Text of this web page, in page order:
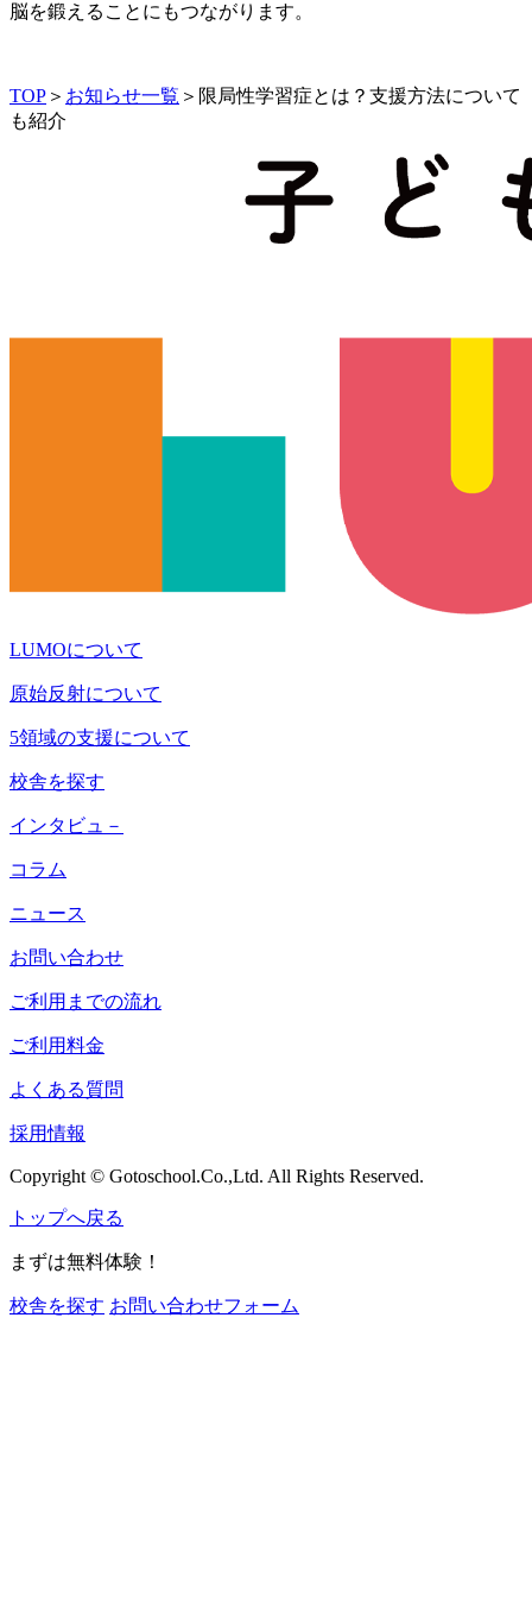
脳を鍛えることにもつながります。
TOP ＞ お知らせ一覧 ＞ 限局性学習症とは？支援方法について
も紹介
LUMOについて
原始反射について
5領域の支援について
校舎を探す
インタビュ－
コラム
ニュース
お問い合わせ
ご利用までの流れ
ご利用料金
よくある質問
採用情報
Copyright © Gotoschool.Co.,Ltd. All Rights Reserved.
トップへ戻る
まずは無料体験！
校舎を探す お問い合わせフォーム